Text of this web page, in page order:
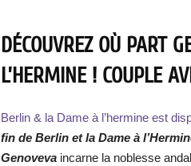
DÉCOUVREZ OÙ PART
L’HERMINE ! COUPLE
Berlin & la Dame à l’hermine est
fin de Berlin et la Dame à
Genoveva incarne la noblesse